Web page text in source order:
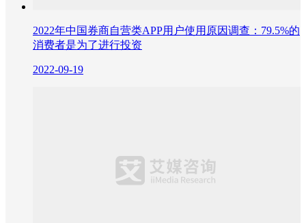
2022年中国券商自营类APP用户使用原因调查：79.5%的
消费者是为了进行投资
2022-09-19